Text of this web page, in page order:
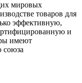
мировых
товаров для
эффективную,
и
имеют
союза